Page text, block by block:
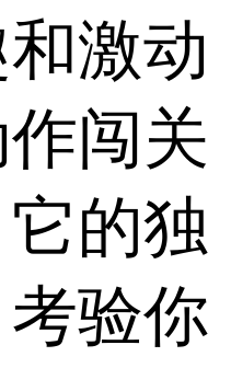
激动
闯关
的独
验你